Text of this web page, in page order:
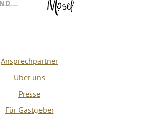
Ansprechpartner
Über uns
Presse
Für Gastgeber